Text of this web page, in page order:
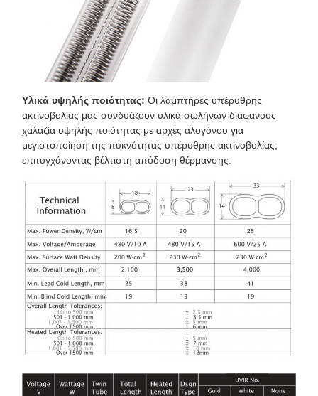
Υλικά υψηλής ποιότητας: Οι λαμπτήρες υπέρυθρης
ακτινοβολίας μας συνδυάζουν υλικά σωλήνων διαφανούς
χαλαζία υψηλής ποιότητας με αρχές αλογόνου για
μεγιστοποίηση της πυκνότητας υπέρυθρης ακτινοβολίας,
επιτυγχάνοντας βέλτιστη απόδοση θέρμανσης.